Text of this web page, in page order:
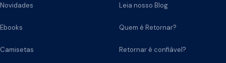
Novidades
Ebooks
Camisetas
Leia nosso Blog
Quem é Retornar?
Retornar é confiável?